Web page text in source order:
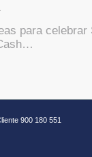
para celebrar
900 180 551